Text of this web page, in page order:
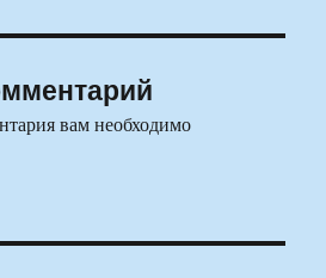
вам необходимо